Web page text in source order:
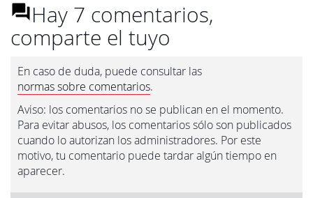
Hay 7 comentarios,
comparte el tuyo
En caso de duda, puede consultar las
normas sobre comentarios.
Aviso: los comentarios no se publican en el momento.
Para evitar abusos, los comentarios sólo son publicados
cuando lo autorizan los administradores. Por este
motivo, tu comentario puede tardar algún tiempo en
aparecer.